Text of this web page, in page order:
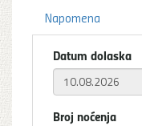
Napomena
Datum dolaska
Broj noćenja